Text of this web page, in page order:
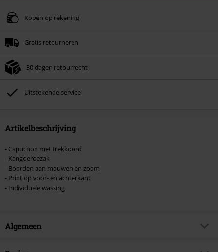
Geldig t/m 09-08-2026
Zodra je de code hebt ingevoerd, wordt de korting automatisch verrekend in
Kan niet gecombineerd worden met andere kortingscodes. Boeken, media,
Toten Hosen, Metality, cadeaubonnen en artikelen met een inbegrepen
donatie zijn uitgesloten van de korting.
Kopen op rekening
Gratis retourneren
30 dagen retourrecht
Uitstekende service
Artikelbeschrijving
- Capuchon met trekkoord
- Kangoeroezak
- Boorden aan mouwen en zoom
- Print op voor- en achterkant
- Individuele wassing
Algemeen
Artikelnr.